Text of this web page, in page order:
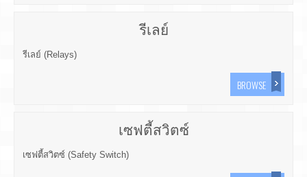
รีเลย์
รีเลย์ (Relays)
BROWSE
เซฟตี้สวิตซ์
เซฟตี้สวิตซ์ (Safety Switch)